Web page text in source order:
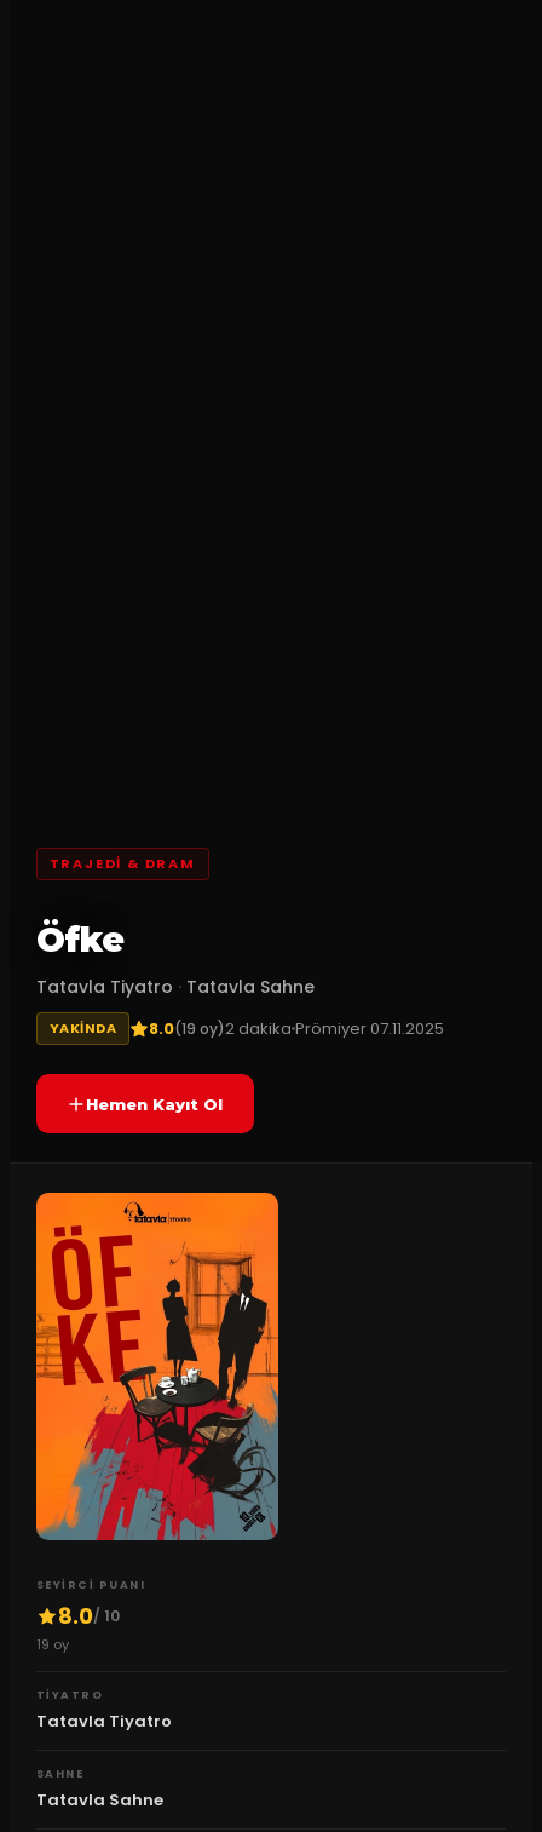
TRAJEDI & DRAM
Öfke
Tatavla Tiyatro · Tatavla Sahne
YAKINDA 8.0(19 oy)2 dakikaPrömiyer 07.11.2025
Hemen Kayıt Ol
SEYIRCI PUANI
8.0/ 10
19 oy
TIYATRO
Tatavla Tiyatro
SAHNE
Tatavla Sahne